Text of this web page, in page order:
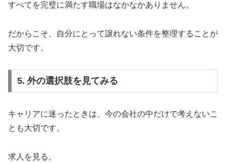
すべてを完璧に満たす職場はなかなかありません。
だからこそ、自分にとって譲れない条件を整理することが
大切です。
5. 外の選択肢を見てみる
キャリアに迷ったときは、今の会社の中だけで考えないこ
とも大切です。
求人を見る。